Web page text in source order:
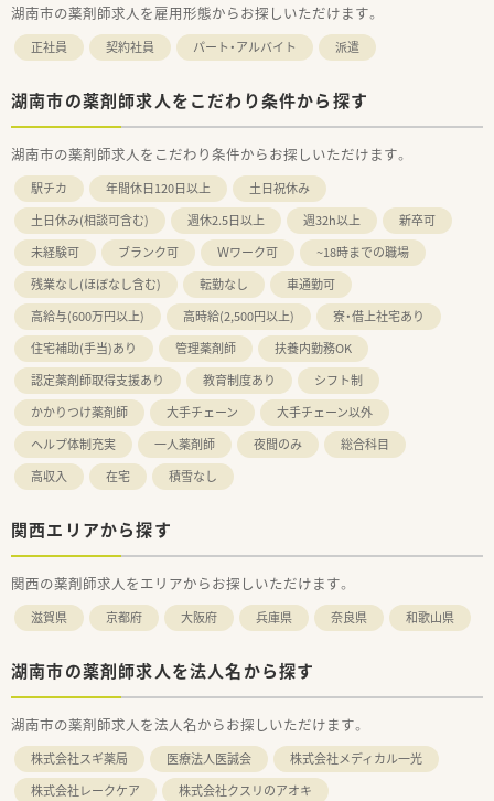
湖南市の薬剤師求人を雇用形態からお探しいただけます。
正社員 契約社員 パート・アルバイト 派遣
湖南市の薬剤師求人をこだわり条件から探す
湖南市の薬剤師求人をこだわり条件からお探しいただけます。
駅チカ 年間休日120日以上
土日祝休み
土日休み(相談可含む)
週休2.5日以上 週32h以上
新卒可
未経験可
ブランク可 Ｗワーク可
~18時までの職場
残業なし(ほぼなし含む)
転勤なし
車通勤可
高給与(600万円以上)
高時給(2,500円以上)
寮・借上社宅あり
住宅補助(手当)あり
管理薬剤師
扶養内勤務OK
認定薬剤師取得支援あり
教育制度あり
シフト制
かかりつけ薬剤師
大手チェーン
大手チェーン以外
ヘルプ体制充実
一人薬剤師 夜間のみ
総合科目
高収入
在宅 積雪なし
関西エリアから探す
関西の薬剤師求人をエリアからお探しいただけます。
滋賀県 京都府 大阪府 兵庫県 奈良県 和歌山県
湖南市の薬剤師求人を法人名から探す
湖南市の薬剤師求人を法人名からお探しいただけます。
株式会社スギ薬局 医療法人医誠会
株式会社メディカル一光
株式会社レークケア
株式会社クスリのアオキ